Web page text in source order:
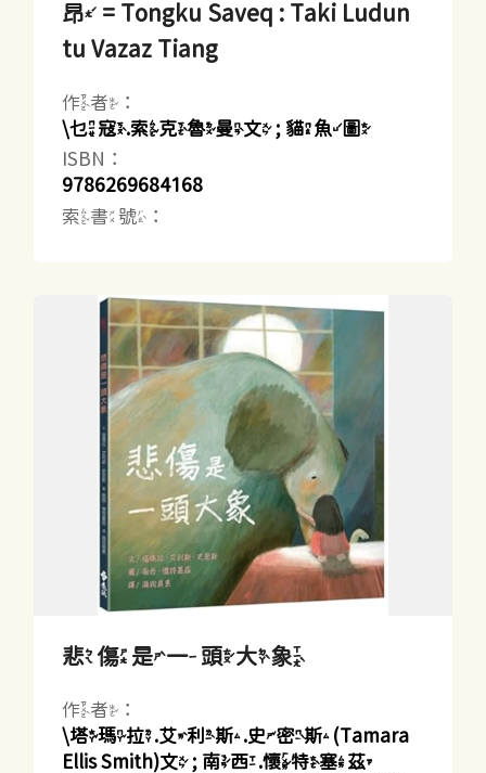
昂 = Tongku Saveq : Taki Ludun
tu Vazaz Tiang
作者：
\乜寇.索克魯曼文 ; 貓魚圖
ISBN：
9786269684168
索書號：
悲傷是一頭大象
作者：
\塔瑪拉.艾利斯.史密斯(Tamara
Ellis Smith)文 ; 南西.懷特塞茲